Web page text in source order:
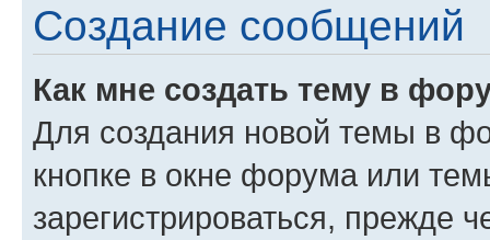
Создание сообщений
Как мне создать тему в
Для создания новой темы в
кнопке в окне форума или
зарегистрироваться, прежде